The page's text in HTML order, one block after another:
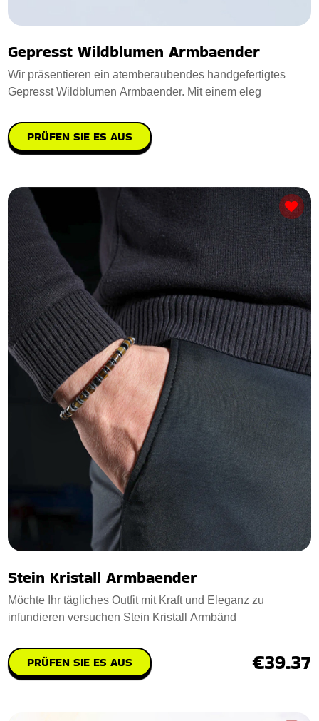
Gepresst Wildblumen Armbaender
Wir präsentieren ein atemberaubendes handgefertigtes
Gepresst Wildblumen Armbaender. Mit einem eleg
PRÜFEN SIE ES AUS
Stein Kristall Armbaender
Möchte Ihr tägliches Outfit mit Kraft und Eleganz zu
infundieren versuchen Stein Kristall Armbänd
PRÜFEN SIE ES AUS €39.37